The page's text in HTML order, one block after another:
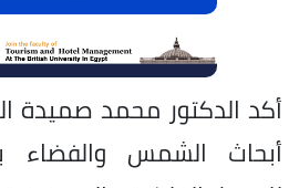
أكد الدكتور محمد
أبحاث الشمس والفضاء